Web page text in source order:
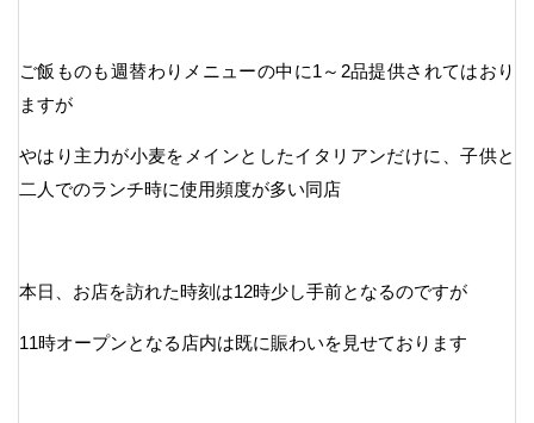
ご飯ものも週替わりメニューの中に1～2品提供されてはおり
ますが
やはり主力が小麦をメインとしたイタリアンだけに、子供と
二人でのランチ時に使用頻度が多い同店
本日、お店を訪れた時刻は12時少し手前となるのですが
11時オープンとなる店内は既に賑わいを見せております